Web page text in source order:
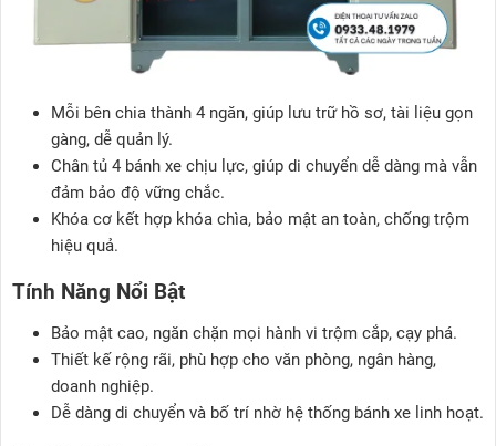
Mỗi bên chia thành 4 ngăn, giúp lưu trữ hồ sơ, tài liệu gọn
gàng, dễ quản lý.
Chân tủ 4 bánh xe chịu lực, giúp di chuyển dễ dàng mà vẫn
đảm bảo độ vững chắc.
Khóa cơ kết hợp khóa chìa, bảo mật an toàn, chống trộm
hiệu quả.
Tính Năng Nổi Bật
Bảo mật cao, ngăn chặn mọi hành vi trộm cắp, cạy phá.
Thiết kế rộng rãi, phù hợp cho văn phòng, ngân hàng,
doanh nghiệp.
Dễ dàng di chuyển và bố trí nhờ hệ thống bánh xe linh hoạt.